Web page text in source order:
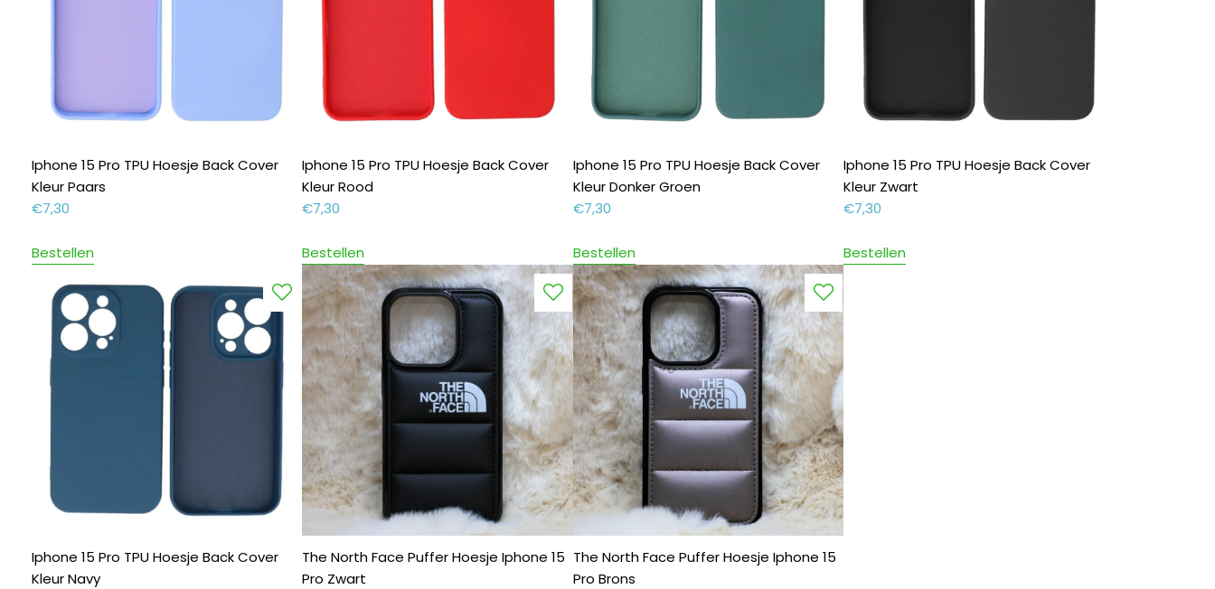
Iphone 15 Pro TPU Hoesje Back Cover
Kleur Paars
€7,30
Bestellen
Iphone 15 Pro TPU Hoesje Back Cover
Kleur Rood
€7,30
Bestellen
Iphone 15 Pro TPU Hoesje Back Cover
Kleur Donker Groen
€7,30
Bestellen
Iphone 15 Pro TPU Hoesje Back Cover
Kleur Zwart
€7,30
Bestellen
Iphone 15 Pro TPU Hoesje Back Cover
Kleur Navy
The North Face Puffer Hoesje Iphone 15
Pro Zwart
The North Face Puffer Hoesje Iphone 15
Pro Brons